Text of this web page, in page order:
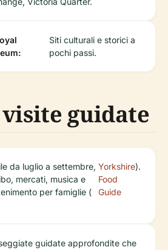
Siti culturali e storici a
pochi passi.
guidate
da luglio a settembre,
mercati, musica e
per famiglie (
Yorkshire
Food
Guide
).
guidate approfondite che